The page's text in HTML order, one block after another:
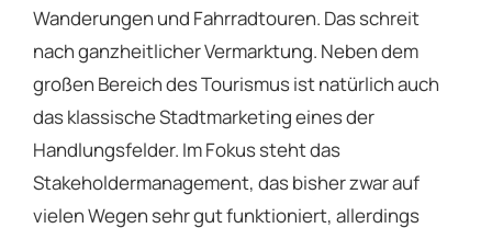
Wanderungen und Fahrradtouren. Das schreit
nach ganzheitlicher Vermarktung. Neben dem
großen Bereich des Tourismus ist natürlich auch
das klassische Stadtmarketing eines der
Handlungsfelder. Im Fokus steht das
Stakeholdermanagement, das bisher zwar auf
vielen Wegen sehr gut funktioniert, allerdings